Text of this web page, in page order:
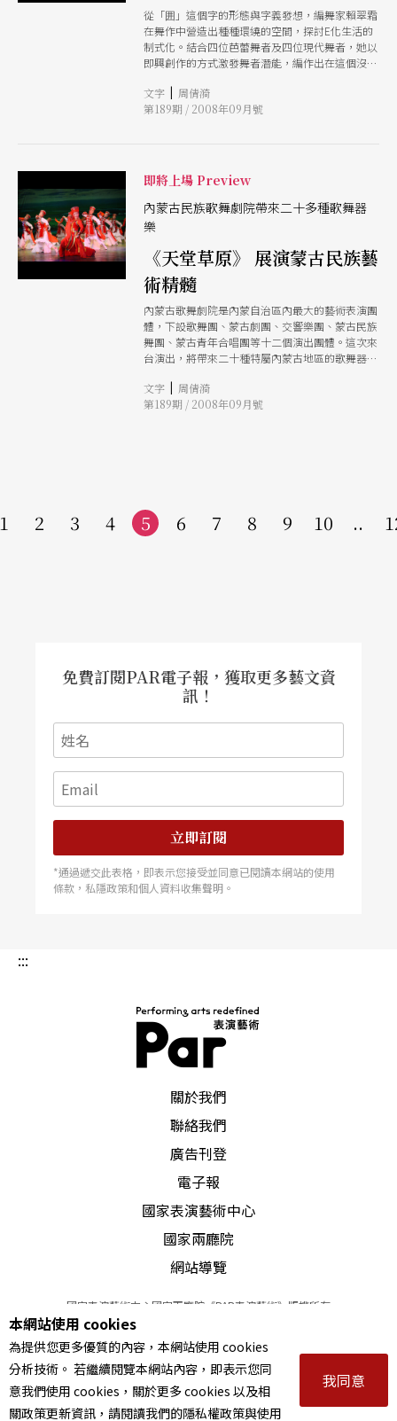
從「囲」這個字的形態與字義發想，編舞家賴翠霜
在舞作中營造出種種環繞的空間，探討E化生活的
制式化。結合四位芭蕾舞者及四位現代舞者，她以
即興創作的方式激發舞者潛能，編作出在這個沒有
文字 | 周倩漪
第189期 / 2008年09月號
即將上場 Preview
內蒙古民族歌舞劇院帶來二十多種歌舞器
樂
《天堂草原》 展演蒙古民族藝
術精髓
內蒙古歌舞劇院是內蒙自治區內最大的藝術表演團
體，下設歌舞團、蒙古劇團、交響樂團、蒙古民族
舞團、蒙古青年合唱團等十二個演出團體。這次來
台演出，將帶來二十種特屬內蒙古地區的歌舞器樂
麥」、「長調」，融合舞蹈與雜技的「頂碗舞」等
等，磅礡跌宕，風情萬種。
文字 | 周倩漪
第189期 / 2008年09月號
2 3 4 5 6 7 8 9 10 ..
免費訂閱PAR電子報，獲取更多藝文資
訊！
立即訂閱
*通過遞交此表格，即表示您接受並同意已閱讀本網站的使用
條款，私隱政策和個人資料收集聲明。
:::
關於我們
聯絡我們
廣告刊登
電子報
國家表演藝術中心
國家兩廳院
網站導覽
國家表演藝術中心國家兩廳院《PAR表演藝術》版權所有
© 2022Performing arts redefined. All Rights Reserved
統一編號 Tax Id number 00973926
本站所提供相關演出資訊，如有異動應以主辦單位公告為準。
服務條款｜隱私權聲明｜著作權聲明
本網站使用 cookies
為提供您更多優質的內容，本網站使用 cookies
分析技術。 若繼續閱覽本網站內容，即表示您同
意我們使用 cookies，關於更多 cookies 以及相
關政策更新資訊，請閱讀我們的隱私權政策與使用
我同意